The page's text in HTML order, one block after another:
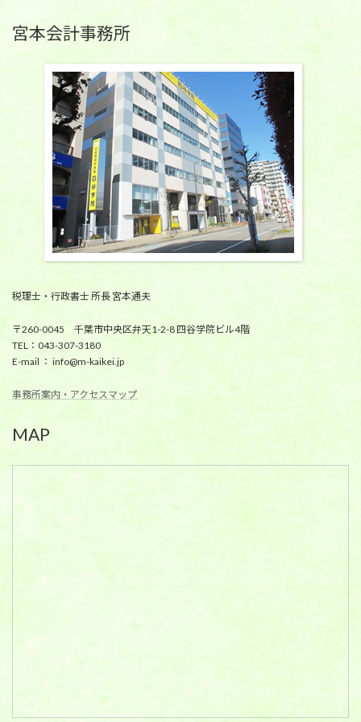
宮本会計事務所
税理士・行政書士 所長 宮本通夫
〒260-0045 千葉市中央区弁天1-2-8 四谷学院ビル4階
TEL：043-307-3180
E-mail ： info@m-kaikei.jp
事務所案内・アクセスマップ
MAP